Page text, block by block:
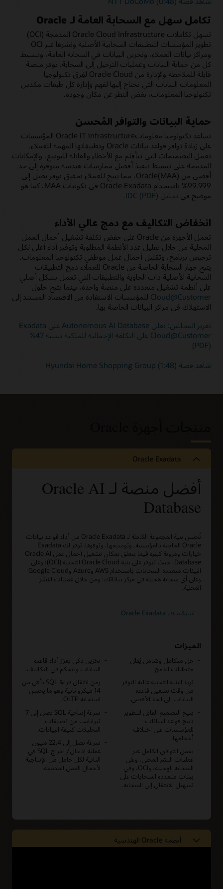
تكامل سهل مع السحابة العامة لـ Oracle
تسهل تكاملات Oracle Cloud Infrastructure المدمجة (OCI)
تطوير المؤسسات للتطبيقات السحابية الأصلية ونشرها عبر OCI
ومراكز بيانات العملاء، وتخزين البيانات في السحابة العامة، وتبسيط
كل من حماية البيانات وعمليات الترحيل إلى السحابة. توفر منصة
قابلة للملاحظة والإدارة من Oracle Cloud لفِرق تكنولوجيا
المعلومات البيانات التي تحتاج إليها لفهم وإدارة كل طبقات مكدس
تكنولوجيا المعلومات، بغض النظر عن مكان وجوده.
حماية البيانات والتوافر المُحسن
تساعد تكنولوجيا معلوماتOracle IT infrastructure المؤسسات
على زيادة توافر قواعد بيانات Oracle وتطبيقاتها المهمة للعملاء.
تعمل التصميمات التي تتأقلم مع الأخطاء والقابلة للتوسع، والإمكانات
المدمجة على تبسيط تنفيذ أفضل ممارسات هندسة متوفرة إلى حد
أقصى من Oracle(MAA)، مما يتيح للعملاء تحقيق توفر يصل إلى
99.999% باستخدام Oracle Exadata في تكوينات MAA، كما هو
موضح في تحليل IDC (PDF).
انخفاض التكاليف مع دمج عالي الأداء
تعمل الأجهزة من Oracle على خفض تكلفة تشغيل أحمال العمل
المحلية من خلال تقليل عدد الأنظمة المطلوبة وتوفير أداء أعلى لكل
ترخيص برنامج، وتقليل أحمال عمل موظفي تكنولوجيا المعلومات.
يتيح جهاز السحابة الخاصة من Oracle للعملاء دمج التطبيقات
السحابية الأصلية ذات الحاوية والتطبيقات التي تعمل بشكل أصلي
على أنظمة تشغيل متعددة على منصة واحدة، بينما تتيح حلول
Cloud@Customer للمؤسسات الاستفادة من الاقتصاد المستند إلى
الاستهلاك في مراكز البيانات الخاصة بها.
تقرير المحللين: تقلل Autonomous AI Database على Exadata
Cloud@Customer على التكلفة الإجمالية للملكية بنسبة 47%
(PDF)
شاهد قصة Hyundai Home Shopping Group (1:48)
Oracle Exadata
أفضل منصة لـ Oracle AI
Database
تُحسن بنية المجموعة الكاملة لـ Oracle Exadata من أداء قواعد بيانات
Oracle الخاصة بالمؤسسة، وتوسيعها، وتوفرها. توفر لك Exadata
خيارات ومرونة كبيرة فيما يتعلق بمكان تشغيل أحمال عمل Oracle AI
Database، حيث تتوفر على بنية Oracle Cloud التحتية (OCI)؛ وعلى
البيئات متعددة السحابات باستخدام AWS وAzure وGoogle Cloud؛
وعلى أي سحابة هجينة في مركز بياناتك؛ ومن خلال عمليات النشر
المحلية.
استكشاف Oracle Exadata
الميزات
حل متكامل وشامل يُقلل
متطلبات الدمج.
تزيد البنية التحتية عالية التوفر
من وقت تشغيل قاعدة
البيانات إلى الحد الأقصى.
يتيح التصميم القابل للتطوير
دمج قواعد البيانات
للمؤسسات على اختلاف
أحجامها.
يعمل التوافق الكامل عبر
عمليات النشر المحلي، وعلى
السحابة الهجينة، وOCI، وفي
بيئات متعددة السحابات على
تسهيل الانتقال إلى السحابة.
تخزين ذكي يعزز أداء قاعدة
البيانات ويتحكم في التكاليف.
زمن انتقال قراءة SQL بأقل من
14 ميكرو ثانية وهو ما يحسن
استجابة OLTP.
سرعة إنتاجية SQL تصل إلى 7
تيرابايت من تطبيقات
التحليلات كثيفة البيانات.
سرعة تصل إلى 22.4 مليون
عملية إدخال/ إخراج SQL في
الثانية لكل حامل من الإنتاجية
لأحمال العمل المدمجة.
أنظمة Oracle الهندسية